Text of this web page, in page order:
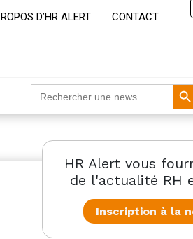
D’HR ALERT CONTACT
Search
for:
Search
HR Alert vous
de l'actualité RH
Inscription à la